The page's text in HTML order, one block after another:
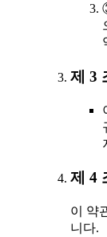
제 3
제 4
이 약
니다.